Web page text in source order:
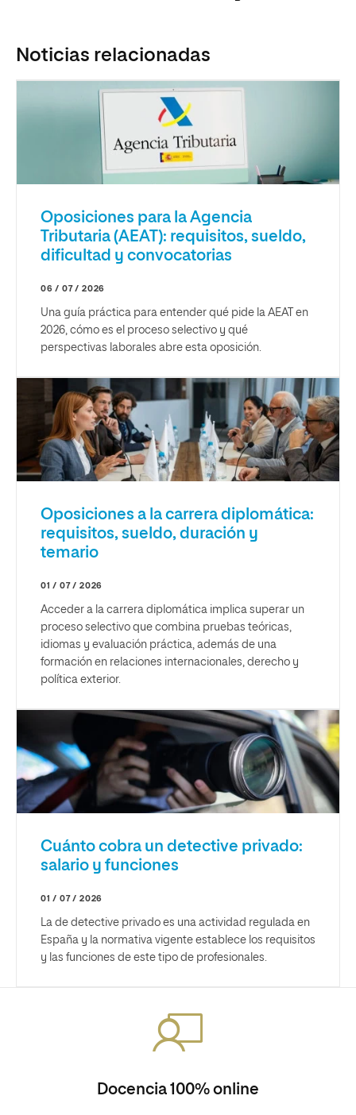
Noticias relacionadas
Oposiciones para la Agencia
Tributaria (AEAT): requisitos, sueldo,
dificultad y convocatorias
06 / 07 / 2026
Una guía práctica para entender qué pide la AEAT en
2026, cómo es el proceso selectivo y qué
perspectivas laborales abre esta oposición.
Oposiciones a la carrera diplomática:
requisitos, sueldo, duración y
temario
01 / 07 / 2026
Acceder a la carrera diplomática implica superar un
proceso selectivo que combina pruebas teóricas,
idiomas y evaluación práctica, además de una
formación en relaciones internacionales, derecho y
política exterior.
Cuánto cobra un detective privado:
salario y funciones
01 / 07 / 2026
La de detective privado es una actividad regulada en
España y la normativa vigente establece los requisitos
y las funciones de este tipo de profesionales.
Docencia 100% online